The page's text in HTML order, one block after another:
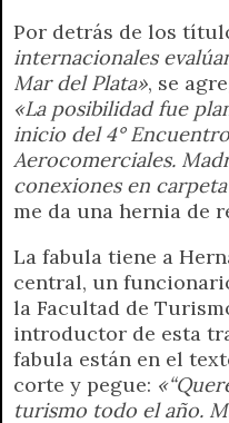
Por detrás de los
internacionales
Mar del Plata», se
«La posibilidad fue
inicio del 4°
Aerocomerciales.
conexiones en
me da una hernia de
La fabula tiene a
central, un
la Facultad de
introductor de esta
fabula están en el
corte y pegue:
turismo todo el año.